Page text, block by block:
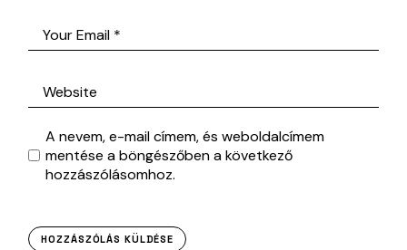
A nevem, e-mail címem, és weboldalcímem
mentése a böngészőben a következő
hozzászólásomhoz.
HOZZÁSZÓLÁS KÜLDÉSE